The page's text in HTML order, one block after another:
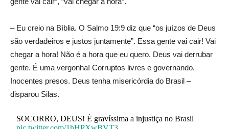
– Eu creio na Bíblia. O Salmo 19:9 diz que “os juízos de Deus
são verdadeiros e justos juntamente”. Essa gente vai cair! Vai
chegar a hora! Não é a hora que eu quero. Deus vai derrubar
gente. É uma vergonha! Corruptos livres e governando.
Inocentes presos. Deus tenha misericórdia do Brasil –
disparou Silas.
SOCORRO, DEUS! É gravíssima a injustiça no Brasil